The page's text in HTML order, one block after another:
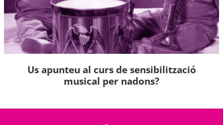
Us apunteu al curs de sensibilització
musical per nadons?